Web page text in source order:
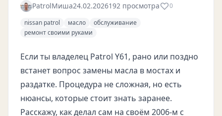
PatrolМиша24.02.2026192 просмотра
0
nissan patrol
масло
обслуживание
ремонт своими руками
Если ты владелец Patrol Y61, рано или поздно
встанет вопрос замены масла в мостах и
раздатке. Процедура не сложная, но есть
нюансы, которые стоит знать заранее.
Расскажу, как делал сам на своём 2006-м с